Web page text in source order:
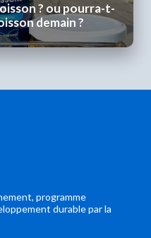
? ou pourra-t-
demain ?
programme
durable par la